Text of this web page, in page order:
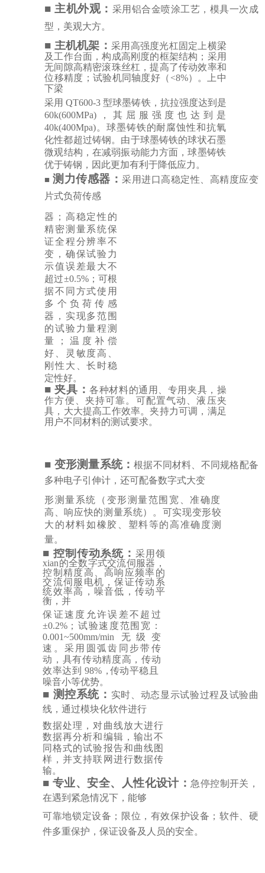
■主机外观： 采用铝合金喷涂工艺，模具一次成
型，美观大方。
■ 主机机架： 采用高强度光杠固定上横梁
及工作台面，构成高刚度的框架结构；采用
无间隙高精密滚珠丝杠，提高了传动效率和
位移精度；试验机同轴度好 （ <8%）。上中
下梁
采用 QT600-3 型球墨铸铁，抗拉强度达到是
60k(600MPa)，其屈服强度也达到是
40k(400Mpa)。球墨铸铁的耐腐蚀性和抗氧
化性都超过铸钢。由于球墨铸铁的球状石墨
微观结构，在减弱振动能力方面，球墨铸铁
优于铸钢，因此更加有利于降低应力。
■测力传感器：采用进口高稳定性、高精度应变
片式负荷传感
器；高稳定性的
精密测量系统保
证全程分辨率不
变，确保试验力
示值误差最大不
超过±0.5%；可根
据不同方式使用
多个负荷传感
器，实现多范围
的试验力量程测
量；温度补偿
好、灵敏度高、
刚性大、长时稳
定性好。
■夹具：各种材料的通用、专用夹具，操
作方便、夹持可靠。可配置气动、液压夹
具，大大提高工作效率。夹持力可调，满足
用户不同材料的测试要求。
■ 变形测量系统：根据不同材料、不同规格配备
多种电子引伸计，还可配备数字式大变
形测量系统
（变形测量范围宽、准确度
高、响应快的测量系统）。可实现变形较
大的材料如橡胶、塑料等的高准确度测
量。
■ 控制传动系统：采用领
xian的全数字式交流伺服器，
控制精度高、高响应频率的
交流伺服电机，保证传动系
统效率高，噪音低，传动平
衡，并
保证速度允许误差不超过
±0.2%； 试验速度范围宽：
0.001~500mm/min
无 级变
速。采用圆弧齿同步带传
动，具有传动精度高，传动
效率达到 98%，传动平稳且
噪音小等优势。
■ 测控系统： 实时、动态显示试验过程及试验曲
线，通过模块化软件进行
数据处理，对曲线放大进行
数据再分析和编辑，输出不
同格式的试验报告和曲线图
样，并支持联网进行数据传
输。
■专业、安全、人性化设计：急停控制开关，
在遇到紧急情况下，能够
可靠地锁定设备；限位，有效保护设备；软件、硬
件多重保护，保证设备及人员的安全。